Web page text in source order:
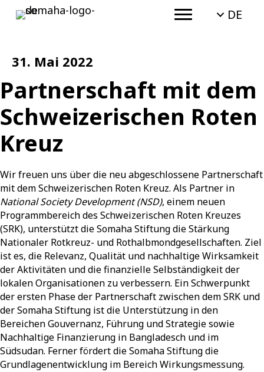
DE
31. Mai 2022
Partnerschaft mit dem
Schweizerischen Roten
Kreuz
Wir freuen uns über die neu abgeschlossene Partnerschaft
mit dem Schweizerischen Roten Kreuz. Als Partner in
National Society Development (NSD), einem neuen
Programmbereich des Schweizerischen Roten Kreuzes
(SRK), unterstützt die Somaha Stiftung die Stärkung
Nationaler Rotkreuz- und Rothalbmondgesellschaften. Ziel
ist es, die Relevanz, Qualität und nachhaltige Wirksamkeit
der Aktivitäten und die finanzielle Selbständigkeit der
lokalen Organisationen zu verbessern. Ein Schwerpunkt
der ersten Phase der Partnerschaft zwischen dem SRK und
der Somaha Stiftung ist die Unterstützung in den
Bereichen Gouvernanz, Führung und Strategie sowie
Nachhaltige Finanzierung in Bangladesch und im
Südsudan. Ferner fördert die Somaha Stiftung die
Grundlagenentwicklung im Bereich Wirkungsmessung.